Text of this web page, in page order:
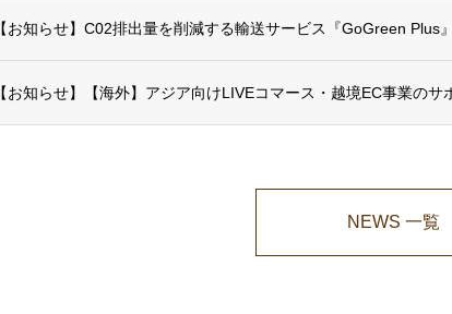
【お知らせ】C02排出量を削減する輸送サービス『GoGreen Plus
【お知らせ】【海外】アジア向けLIVEコマース・越境EC事業の
NEWS 一覧